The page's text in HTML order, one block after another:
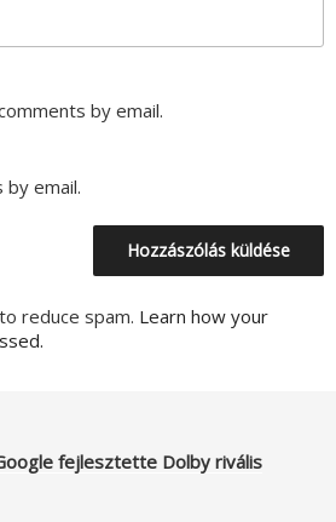
by email.
email.
reduce spam. Learn how your
fejlesztette Dolby rivális